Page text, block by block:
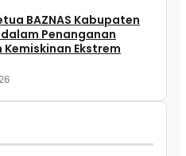
BAZNAS Kabupaten
Penanganan
Ekstrem